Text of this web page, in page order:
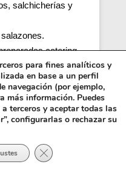
salchicherías y
catering.
parvularios.
de residencias de
para fines analíticos y
en base a un perfil
navegación (por ejemplo,
más información. Puedes
terceros y aceptar todas las
configurarlas o rechazar su
Cerrar el banner de